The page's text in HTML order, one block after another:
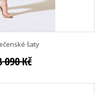
šaty
090 Kč